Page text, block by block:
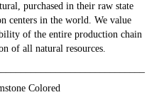
purchased in their raw state
centers in the world. We value
of the entire production chain
of all natural resources.
Colored